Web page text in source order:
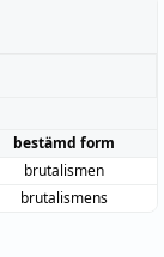
bestämd form
brutalismen
brutalismens